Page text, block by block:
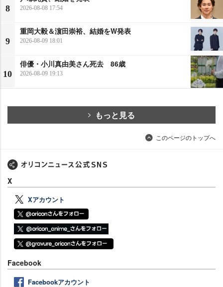
8 2026-08-08 17:54
9
重岡大毅＆濵田崇裕、結婚をW発表
2026-08-09 18:01
10
俳優・小川真由美さん死去 86歳
2026-08-09 19:13
もっと見る
このページのトップへ
X
Xアカウント
Facebook
Facebookアカウント